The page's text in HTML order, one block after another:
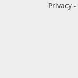
Privacy -